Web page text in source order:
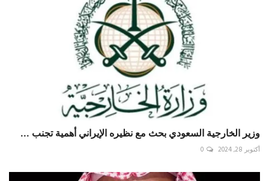
وزير الخارجية السعودي بحث مع نظيره الإيراني أهمية تجنب ...
أكتوبر 28, 2024 0